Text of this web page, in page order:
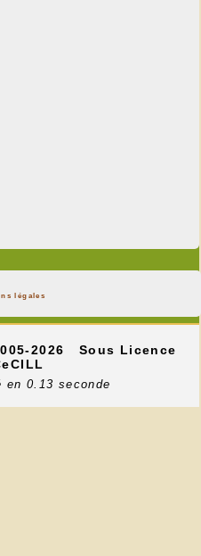
légales
2026
Sous Licence
en 0.13 seconde